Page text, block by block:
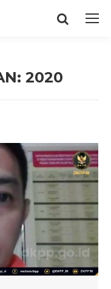
Search:
2020